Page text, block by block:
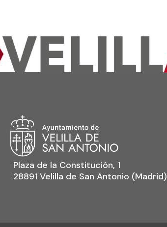
Plaza de la Constitución, 1
28891 Velilla de San Antonio (Madrid)